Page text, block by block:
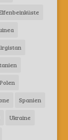
Polen
Spanien
Ukraine